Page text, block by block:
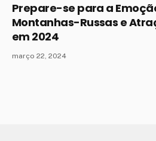
Prepare-se para a
Montanhas-Russas e
em 2024
março 22, 2024